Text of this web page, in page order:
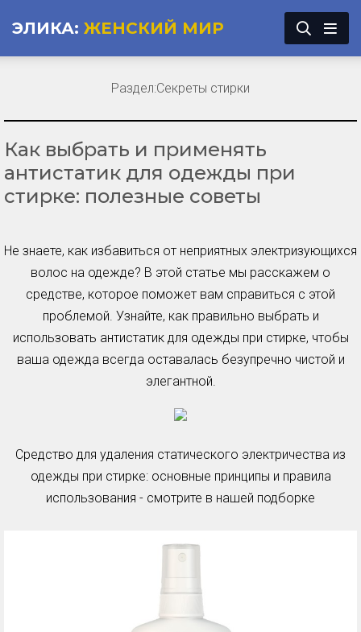
ЭЛИКА: ЖЕНСКИЙ МИР
Как выбрать и применять
антистатик для одежды при
стирке: полезные советы
Не знаете, как избавиться от неприятных электризующихся
волос на одежде? В этой статье мы расскажем о
средстве, которое поможет вам справиться с этой
проблемой. Узнайте, как правильно выбрать и
использовать антистатик для одежды при стирке, чтобы
ваша одежда всегда оставалась безупречно чистой и
элегантной.
Средство для удаления статического электричества из
одежды при стирке: основные принципы и правила
использования - смотрите в нашей подборке
Раздел:Секреты стирки